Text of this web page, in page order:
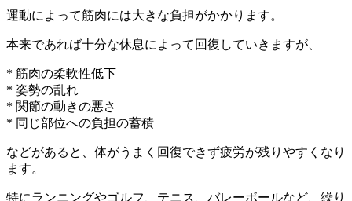
運動によって筋肉には大きな負担がかかります。
本来であれば十分な休息によって回復していきますが、
* 筋肉の柔軟性低下
* 姿勢の乱れ
* 関節の動きの悪さ
* 同じ部位への負担の蓄積
などがあると、体がうまく回復できず疲労が残りやすくなり
ます。
特にランニングやゴルフ、テニス、バレーボールなど、繰り